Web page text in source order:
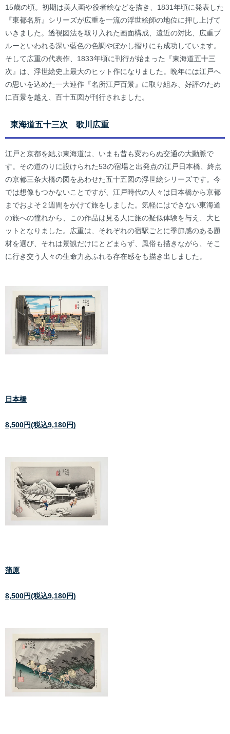
15歳の頃。初期は美人画や役者絵などを描き、1831年頃に発表した
『東都名所』シリーズが広重を一流の浮世絵師の地位に押し上げて
いきました。透視図法を取り入れた画面構成、遠近の対比、広重ブ
ルーといわれる深い藍色の色調やぼかし摺りにも成功しています。
そして広重の代表作、1833年頃に刊行が始まった『東海道五十三
次』は、浮世絵史上最大のヒット作になりました。晩年には江戸へ
の思いを込めた一大連作『名所江戸百景』に取り組み、好評のため
に百景を越え、百十五図が刊行されました。
東海道五十三次 歌川広重
江戸と京都を結ぶ東海道は、いまも昔も変わらぬ交通の大動脈で
す。その道のりに設けられた53の宿場と出発点の江戸日本橋、終点
の京都三条大橋の図をあわせた五十五図の浮世絵シリーズです。今
では想像もつかないことですが、江戸時代の人々は日本橋から京都
までおよそ２週間をかけて旅をしました。気軽にはできない東海道
の旅への憧れから、この作品は見る人に旅の疑似体験を与え、大ヒ
ットとなりました。広重は、それぞれの宿駅ごとに季節感のある題
材を選び、それは景観だけにとどまらず、風俗も描きながら、そこ
に行き交う人々の生命力あふれる存在感をも描き出しました。
日本橋
8,500円(税込9,180円)
蒲原
8,500円(税込9,180円)